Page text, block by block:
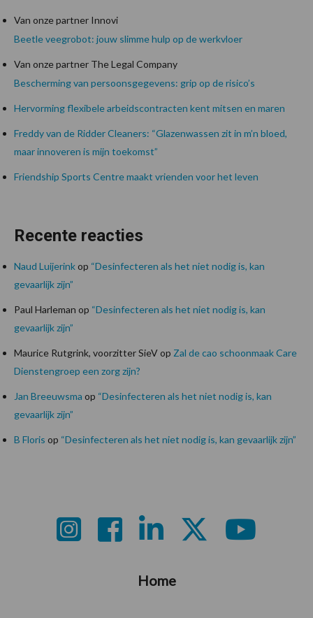
Van onze partner Innovi
Beetle veegrobot: jouw slimme hulp op de werkvloer
Van onze partner The Legal Company
Bescherming van persoonsgegevens: grip op de risico’s
Hervorming flexibele arbeidscontracten kent mitsen en maren
Freddy van de Ridder Cleaners: “Glazenwassen zit in m’n bloed,
maar innoveren is mijn toekomst”
Friendship Sports Centre maakt vrienden voor het leven
Recente reacties
Naud Luijerinkop “Desinfecteren als het niet nodig is, kan
gevaarlijk zijn”
Paul Harleman op “Desinfecteren als het niet nodig is, kan
gevaarlijk zijn”
Maurice Rutgrink, voorzitter SieVop Zal de cao schoonmaak Care
Dienstengroep een zorg zijn?
Jan Breeuwsma op “Desinfecteren als het niet nodig is, kan
gevaarlijk zijn”
B Floris op “Desinfecteren als het niet nodig is, kan gevaarlijk zijn”
Home